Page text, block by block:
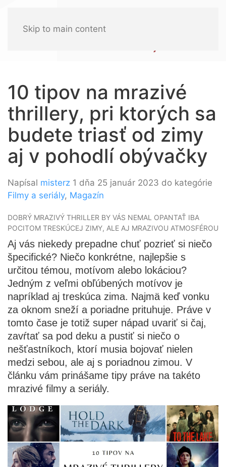
Skip to main content
10 tipov na mrazivé
thrillery, pri ktorých sa
budete triasť od zimy
aj v pohodlí obývačky
Napísal misterz 1 dňa 25 január 2023 do kategórie
Filmy a seriály, Magazín
DOBRÝ MRAZIVÝ THRILLER BY VÁS NEMAL OPANTAŤ IBA
POCITOM TRESKÚCEJ ZIMY, ALE AJ MRAZIVOU ATMOSFÉROU
Aj vás niekedy prepadne chuť pozrieť si niečo
špecifické? Niečo konkrétne, najlepšie s
určitou témou, motívom alebo lokáciou?
Jedným z veľmi obľúbených motívov je
napríklad aj treskúca zima. Najmä keď vonku
za oknom sneží a poriadne prituhuje. Práve v
tomto čase je totiž super nápad uvariť si čaj,
zavŕtať sa pod deku a pustiť si niečo o
nešťastníkoch, ktorí musia bojovať nielen
medzi sebou, ale aj s poriadnou zimou. V
článku vám prinášame tipy práve na takéto
mrazivé filmy a seriály.